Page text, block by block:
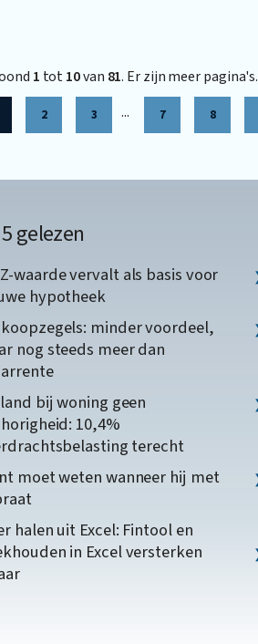
1 tot10van 81. Er zijn meer pagina's.
2 3 ... 7 8
gelezen
waarde vervalt als basis voor
hypotheek
minder voordeel,
nog steeds meer dan
bij woning geen
10,4%
terecht
moet weten wanneer hij met
halen uit Excel: Fintool en
in Excel versterken